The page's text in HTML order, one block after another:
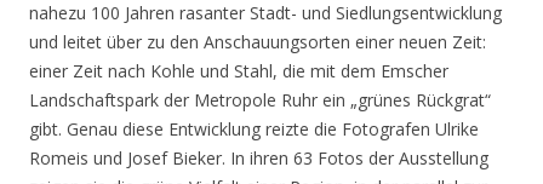
nahezu 100 Jahren rasanter Stadt- und Siedlungsentwicklung
und leitet über zu den Anschauungsorten einer neuen Zeit:
einer Zeit nach Kohle und Stahl, die mit dem Emscher
Landschaftspark der Metropole Ruhr ein „grünes Rückgrat“
gibt. Genau diese Entwicklung reizte die Fotografen Ulrike
Romeis und Josef Bieker. In ihren 63 Fotos der Ausstellung